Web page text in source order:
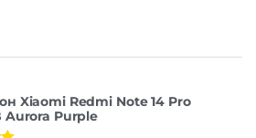
Xiaomi Redmi Note 14 Pro
Aurora Purple